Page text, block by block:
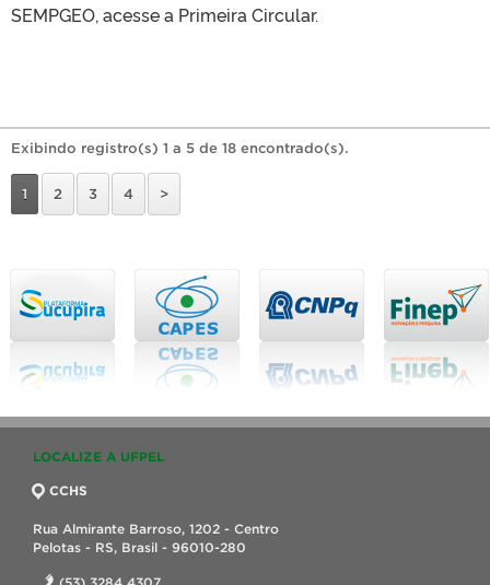
SEMPGEO, acesse a Primeira Circular.
Exibindo registro(s) 1 a 5 de 18 encontrado(s).
1 2 3 4 >
LOCALIZE A UFPEL
CCHS
Rua Almirante Barroso, 1202 - Centro
Pelotas - RS, Brasil - 96010-280
(53) 3284 4307